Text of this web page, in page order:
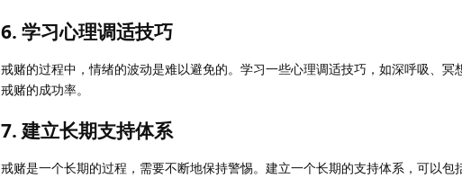
6. 学习心理调适技巧
戒赌的过程中，情绪的波动是难以避免的。学习一些心理调适技巧，如深呼吸、
戒赌的成功率。
7. 建立长期支持体系
戒赌是一个长期的过程，需要不断地保持警惕。建立一个长期的支持体系，可以